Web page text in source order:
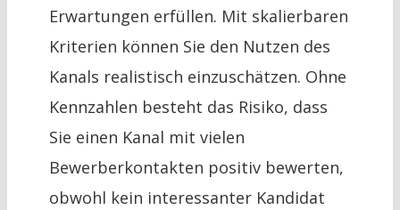
Erwartungen erfüllen. Mit skalierbaren
Kriterien können Sie den Nutzen des
Kanals realistisch einzuschätzen. Ohne
Kennzahlen besteht das Risiko, dass
Sie einen Kanal mit vielen
Bewerberkontakten positiv bewerten,
obwohl kein interessanter Kandidat